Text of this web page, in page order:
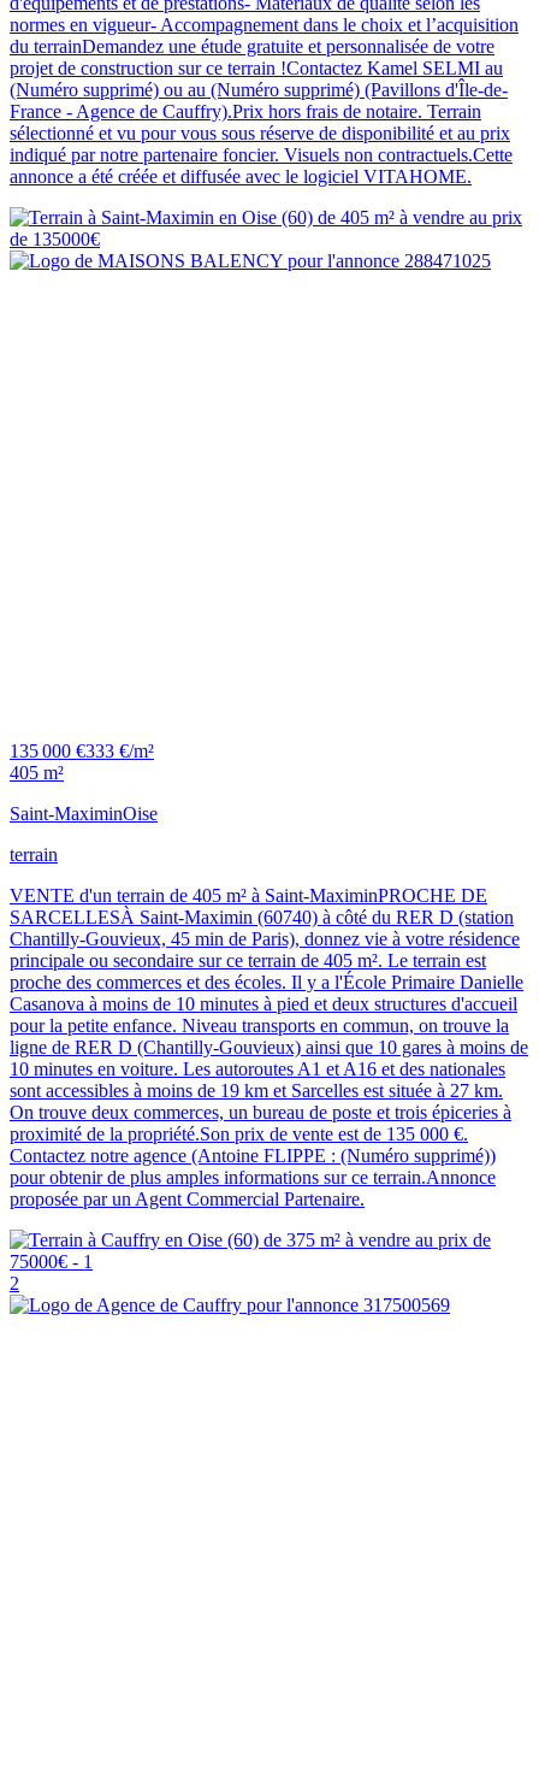
normes en vigueur- Accompagnement dans le choix et l’acquisition
du terrainDemandez une étude gratuite et personnalisée de votre
projet de construction sur ce terrain !Contactez Kamel SELMI au
(Numéro supprimé) ou au (Numéro supprimé) (Pavillons d'Île-de-
France - Agence de Cauffry).Prix hors frais de notaire. Terrain
sélectionné et vu pour vous sous réserve de disponibilité et au prix
indiqué par notre partenaire foncier. Visuels non contractuels.Cette
annonce a été créée et diffusée avec le logiciel VITAHOME.
135 000 €333 €/m²
405 m²
Saint-MaximinOise
terrain
VENTE d'un terrain de 405 m² à Saint-MaximinPROCHE DE
SARCELLESÀ Saint-Maximin (60740) à côté du RER D (station
Chantilly-Gouvieux, 45 min de Paris), donnez vie à votre résidence
principale ou secondaire sur ce terrain de 405 m². Le terrain est
proche des commerces et des écoles. Il y a l'École Primaire Danielle
Casanova à moins de 10 minutes à pied et deux structures d'accueil
pour la petite enfance. Niveau transports en commun, on trouve la
ligne de RER D (Chantilly-Gouvieux) ainsi que 10 gares à moins de
10 minutes en voiture. Les autoroutes A1 et A16 et des nationales
sont accessibles à moins de 19 km et Sarcelles est située à 27 km.
On trouve deux commerces, un bureau de poste et trois épiceries à
proximité de la propriété.Son prix de vente est de 135 000 €.
Contactez notre agence (Antoine FLIPPE : (Numéro supprimé))
pour obtenir de plus amples informations sur ce terrain.Annonce
proposée par un Agent Commercial Partenaire.
2